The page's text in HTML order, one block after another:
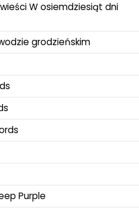
W osiemdziesiąt dni
grodzieńskim
Purple